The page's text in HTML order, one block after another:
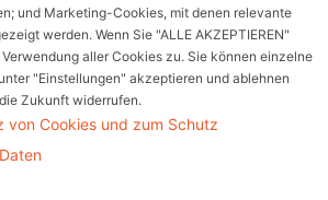
und Marketing-Cookies, mit denen relevante
werden. Wenn Sie "ALLE AKZEPTIEREN"
aller Cookies zu. Sie können einzelne
"Einstellungen" akzeptieren und ablehnen
Zukunft widerrufen.
von Cookies und zum Schutz